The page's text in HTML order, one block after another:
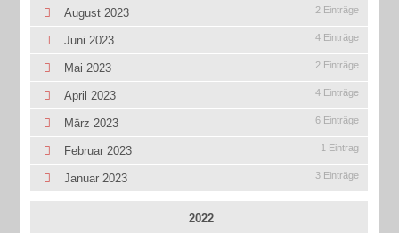
August 2023 2 Einträge
Juni 2023 4 Einträge
Mai 2023 2 Einträge
April 2023 4 Einträge
März 2023 6 Einträge
Februar 2023 1 Eintrag
Januar 2023 3 Einträge
2022